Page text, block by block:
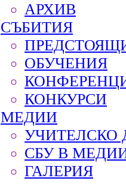
АРХИВ
СЪБИТИЯ
ОБУЧЕНИЯ
КОНКУРСИ
МЕДИИ
УЧИТЕЛСКО
СБУ В
ГАЛЕРИЯ